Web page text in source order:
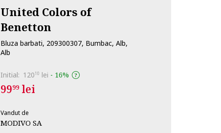
United Colors of
Benetton
Bluza barbati, 209300307, Bumbac, Alb,
Alb
Initial: 12010 lei - 16%
9999lei
Vandut de
MODIVO SA